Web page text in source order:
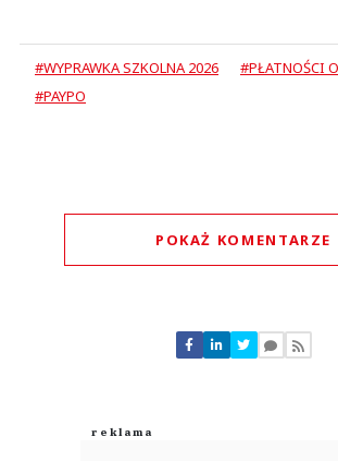
#WYPRAWKA SZKOLNA 2026
#PŁATNOŚCI
#PAYPO
POKAŻ KOMENTARZE
Nie znaleziono komentarzy
Zostaw swoje